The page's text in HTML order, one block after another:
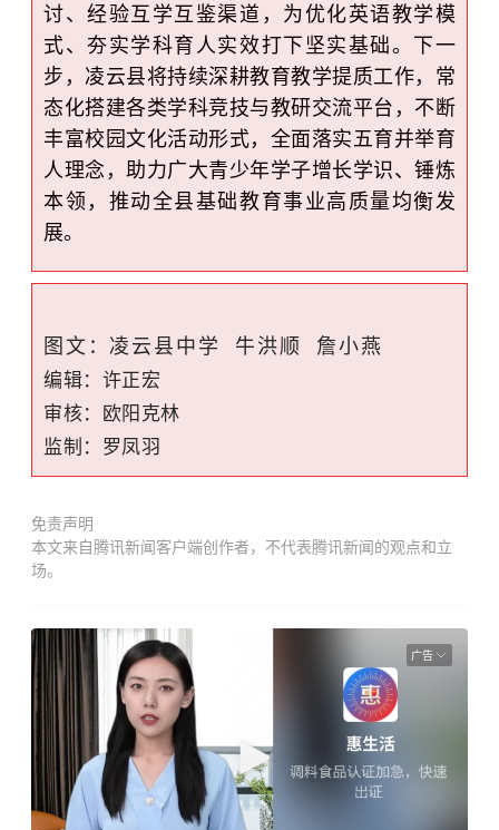
讨、经验互学互鉴渠道，为优化英语教学模
式、夯实学科育人实效打下坚实基础。下一
步，凌云县将持续深耕教育教学提质工作，常
态化搭建各类学科竞技与教研交流平台，不断
丰富校园文化活动形式，全面落实五育并举育
人理念，助力广大青少年学子增长学识、锤炼
本领，推动全县基础教育事业高质量均衡发
展。
图文：凌云县中学 牛洪顺 詹小燕
编辑： 许正宏
审核：欧阳克林
监制：罗凤羽
免责声明
本文来自腾讯新闻客户端创作者，不代表腾讯新闻的观点和立
场。
广告